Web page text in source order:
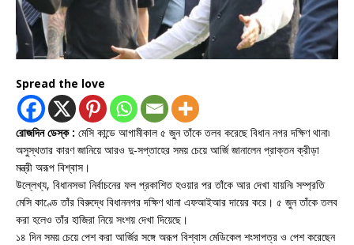
Spread the love
রোজদিন ডেস্ক : মেসি কান্ডে আগামীকাল ৫ জুন তাঁকে তলব করেছে বিধান নগর দক্ষিণ থানা৷
অসুস্থতার কারণ জানিয়ে আরও দু-সপ্তাহের সময় চেয়ে আর্জি জানালেন প্রাক্তন ক্রীড়া
মন্ত্রী অরূপ বিশ্বাস।
উল্লেখ্য, বিধানসভা নির্বাচনের ফল প্রকাশিত হওয়ার পর তাঁকে আর দেখা যায়নি৷ সম্প্রতি
মেসি কাণ্ডে তাঁর বিরুদ্ধে বিধাননগর দক্ষিণ থানা এফআইআর দায়ের করে। ৫ জুন তাঁকে তলব
করা হলেও তাঁর হাজিরা নিয়ে সংশয় দেখা দিয়েছে।
১৪ দিন সময় চেয়ে পেশ করা আর্জির সঙ্গে অরূপ বিশ্বাস মেডিকেল শংসাপত্র ও পেশ করেছেন